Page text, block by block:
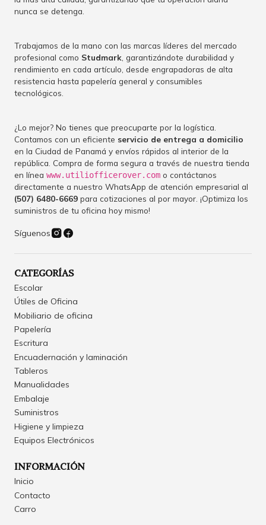
nunca se detenga.
Trabajamos de la mano con las marcas líderes del mercado
profesional como Studmark , garantizándote durabilidad y
rendimiento en cada artículo, desde engrapadoras de alta
resistencia hasta papelería general y consumibles
tecnológicos.
¿Lo mejor? No tienes que preocuparte por la logística.
Contamos con un eficiente servicio de entrega a domicilio
en la Ciudad de Panamá y envíos rápidos al interior de la
república. Compra de forma segura a través de nuestra tienda
en línea www.utiliofficerover.com o contáctanos
directamente a nuestro WhatsApp de atención empresarial al
(507) 6480-6669 para cotizaciones al por mayor. ¡Optimiza los
suministros de tu oficina hoy mismo!
Síguenos
CATEGORÍAS
Escolar
Útiles de Oficina
Mobiliario de oficina
Papelería
Escritura
Encuadernación y laminación
Tableros
Manualidades
Embalaje
Suministros
Higiene y limpieza
Equipos Electrónicos
INFORMACIÓN
Inicio
Contacto
Carro